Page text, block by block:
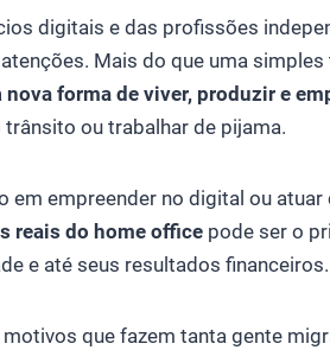
digitais e das profissões
Mais do que uma
nova forma de viver, produzir e
ou trabalhar de pijama.
em empreender no digital ou
reais do home office pode ser o
e até seus resultados financeiros.
que fazem tanta gente